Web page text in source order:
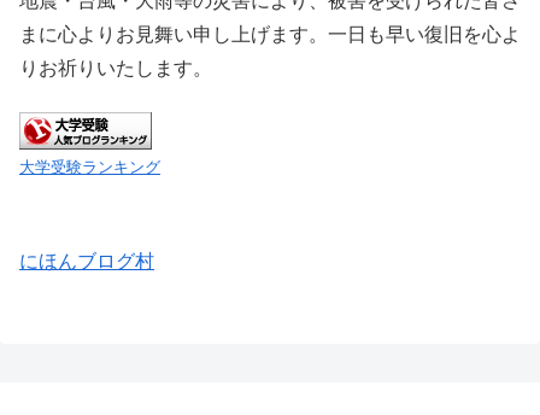
まに心よりお見舞い申し上げます。一日も早い復旧を心よ
りお祈りいたします。
大学受験ランキング
にほんブログ村